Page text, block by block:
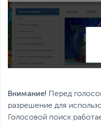
Внимание! Перед
разрешение для
Голосовой поиск